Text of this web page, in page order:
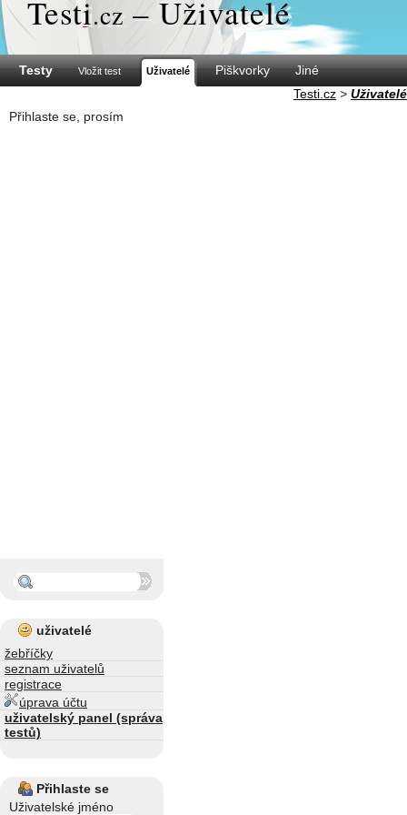
Testi.cz – Uživatelé
Testy Vložit test Uživatelé Piškvorky
Jiné
Testi.cz > Uživatelé
Přihlaste se, prosím
uživatelé
žebříčky
seznam uživatelů
registrace
úprava účtu
uživatelský panel (správa
testů)
Přihlaste se
Uživatelské jméno